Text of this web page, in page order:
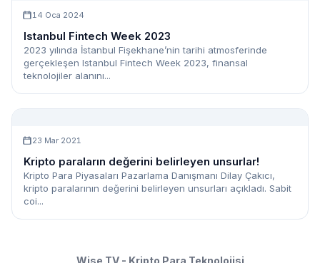
14 Oca 2024
Istanbul Fintech Week 2023
2023 yılında İstanbul Fişekhane’nin tarihi atmosferinde
gerçekleşen Istanbul Fintech Week 2023, finansal
teknolojiler alanını...
23 Mar 2021
Kripto paraların değerini belirleyen unsurlar!
Kripto Para Piyasaları Pazarlama Danışmanı Dilay Çakıcı,
kripto paralarının değerini belirleyen unsurları açıkladı. Sabit
coi...